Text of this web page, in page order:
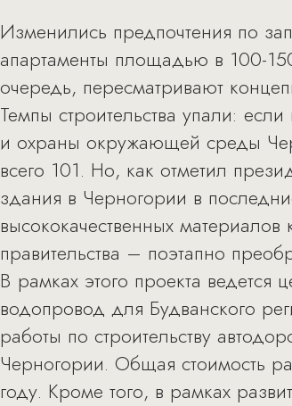
Изменились предпочтения по
апартаменты площадью в 100-
очередь, пересматривают
Темпы строительства упали:
и охраны окружающей среды
всего 101. Но, как отметил
здания в Черногории в
высококачественных материалов
правительства – поэтапно
В рамках этого проекта
водопровод для Будванского
работы по строительству
Черногории. Общая стоимость
году. Кроме того, в рамках